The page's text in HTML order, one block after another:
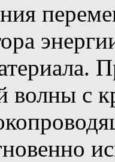
волны с